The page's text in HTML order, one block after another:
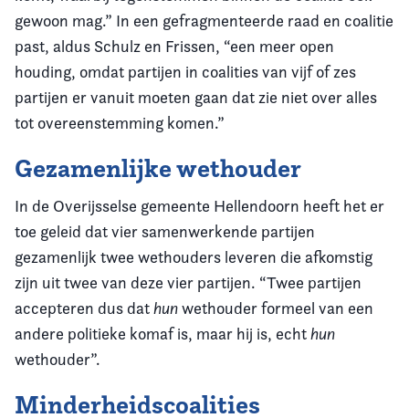
gewoon mag.” In een gefragmenteerde raad en coalitie
past, aldus Schulz en Frissen, “een meer open
houding, omdat partijen in coalities van vijf of zes
partijen er vanuit moeten gaan dat zie niet over alles
tot overeenstemming komen.”
Gezamenlijke wethouder
In de Overijsselse gemeente Hellendoorn heeft het er
toe geleid dat vier samenwerkende partijen
gezamenlijk twee wethouders leveren die afkomstig
zijn uit twee van deze vier partijen. “Twee partijen
accepteren dus dathunwethouder formeel van een
andere politieke komaf is, maar hij is, echthun
wethouder”.
Minderheidscoalities